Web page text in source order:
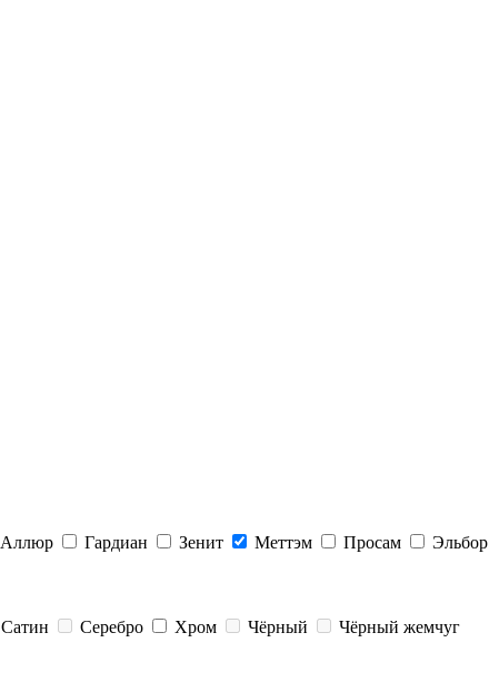
Аллюр Гардиан Зенит Меттэм Просам
Эльбор
Сатин Серебро Хром Чёрный Чёрный жемчуг